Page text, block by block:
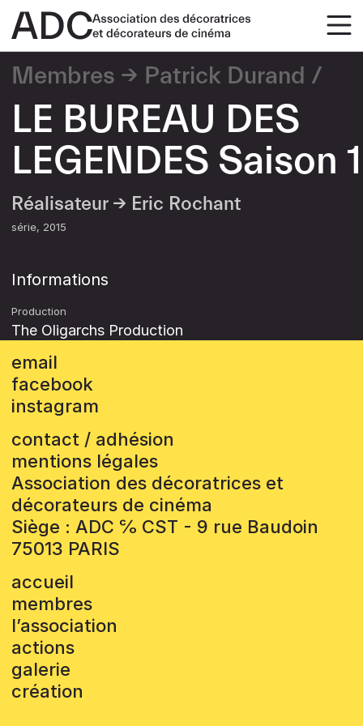
Membres Patrick Durand
LE BUREAU DES
LEGENDES Saison 1
Réalisateur → Eric Rochant
série 2015
Informations
Production
The Oligarchs Production
email
facebook
instagram
contact / adhésion
mentions légales
Association des décoratrices et
décorateurs de cinéma
Siège : ADC ℅ CST - 9 rue Baudoin
75013 PARIS
accueil
membres
l’association
actions
galerie
création